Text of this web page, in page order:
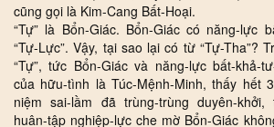
cũng gọi là Kim-Cang Bất-Hoại.
“Tự” là Bổn-Giác. Bổn-Giác có năng-lực
“Tự-Lực”. Vậy, tại sao lại có từ “Tự-Tha”?
“Tự”, tức Bổn-Giác và năng-lực bất-khả-
của hữu-tình là Túc-Mệnh-Minh, thấy hết
niệm sai-lầm đã trùng-trùng duyên-
huân-tập nghiệp-lực che mờ Bổn-Giác